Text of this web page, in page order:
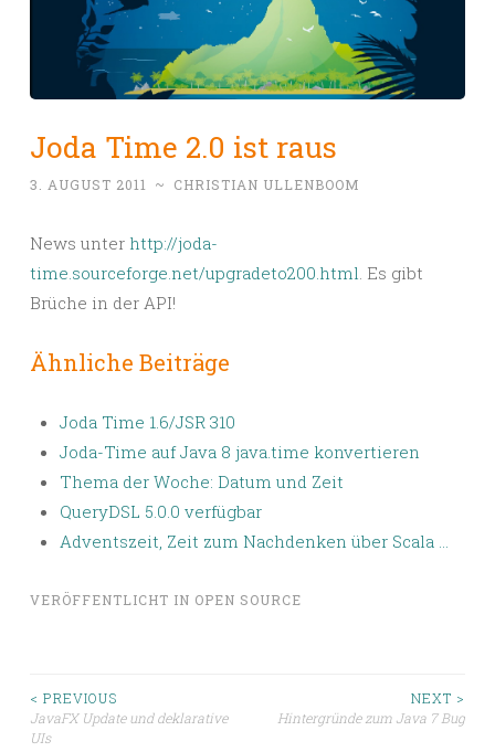
Joda Time 2.0 ist raus
3. AUGUST 2011 ~ CHRISTIAN ULLENBOOM
News unter http://joda-
time.sourceforge.net/upgradeto200.html. Es gibt
Brüche in der API!
Ähnliche Beiträge
Joda Time 1.6/JSR 310
Joda-Time auf Java 8 java.time konvertieren
Thema der Woche: Datum und Zeit
QueryDSL 5.0.0 verfügbar
Adventszeit, Zeit zum Nachdenken über Scala …
VERÖFFENTLICHT IN OPEN SOURCE
Beitragsnavigation
< PREVIOUS
JavaFX Update und deklarative
UIs
NEXT >
Hintergründe zum Java 7 Bug